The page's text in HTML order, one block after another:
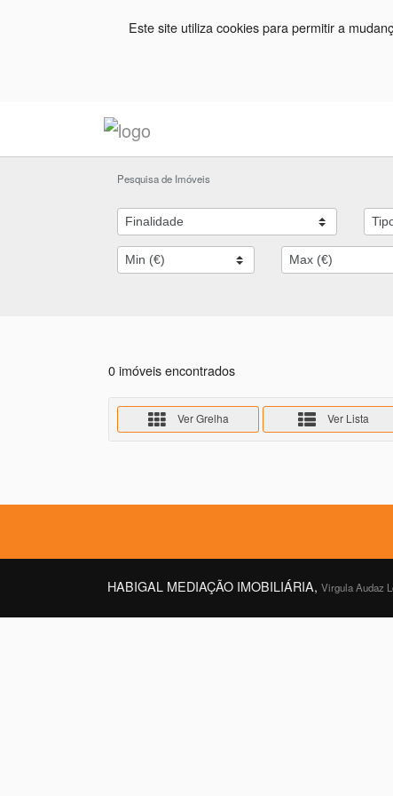
Este site utiliza cookies para permitir a
Pesquisa de Imóveis
0 imóveis encontrados
Ver Grelha Ver Lista
HABIGAL MEDIAÇÃO IMOBILIÁRIA, Virgula Audaz